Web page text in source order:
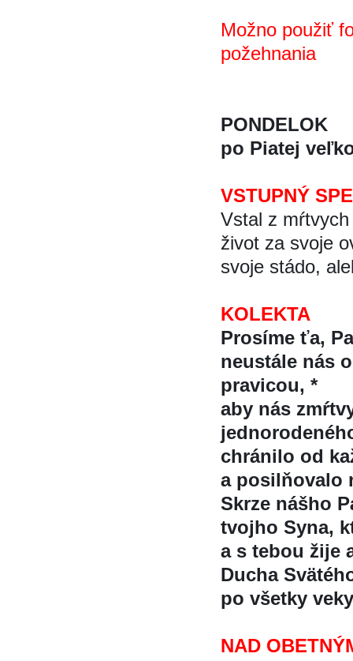
Možno použiť
požehnania
PONDELOK
po Piatej
VSTUPNÝ
Vstal z
život za svoje
svoje stádo,
KOLEKTA
Prosíme ťa,
neustále nás
pravicou, *
aby nás
chránilo od
a posilňovalo
Skrze nášho
tvojho Syna,
a s tebou žije
Ducha
po všetky
NAD